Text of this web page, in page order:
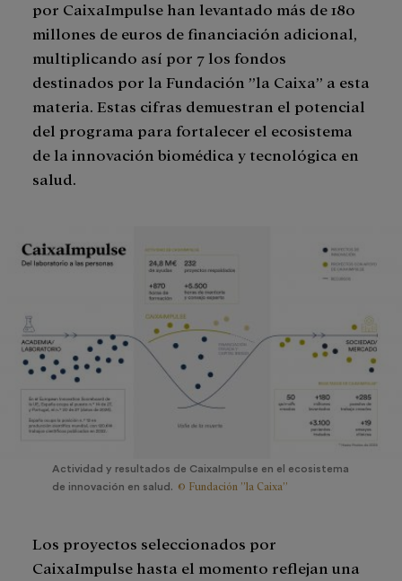
por CaixaImpulse han levantado más de 180
millones de euros de financiación adicional,
multiplicando así por 7 los fondos
destinados por la Fundación ”la Caixa” a esta
materia. Estas cifras demuestran el potencial
del programa para fortalecer el ecosistema
de la innovación biomédica y tecnológica en
salud.
Actividad y resultados de CaixaImpulse en el ecosistema
de innovación en salud. © Fundación ”la Caixa”
Los proyectos seleccionados por
CaixaImpulse hasta el momento reflejan una